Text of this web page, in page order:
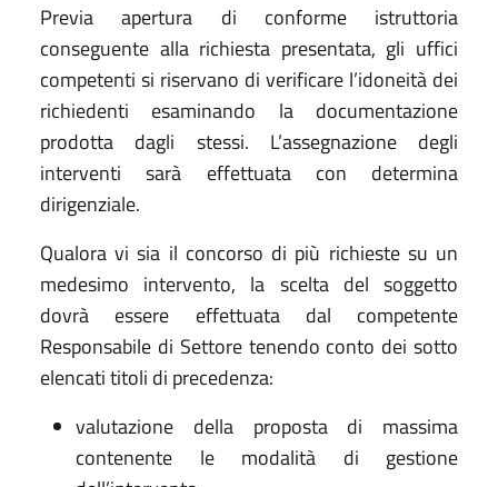
Previa apertura di conforme istruttoria
conseguente alla richiesta presentata, gli uffici
competenti si riservano di verificare l’idoneità dei
richiedenti esaminando la documentazione
prodotta dagli stessi. L’assegnazione degli
interventi sarà effettuata con determina
dirigenziale.
Qualora vi sia il concorso di più richieste su un
medesimo intervento, la scelta del soggetto
dovrà essere effettuata dal competente
Responsabile di Settore tenendo conto dei sotto
elencati titoli di precedenza:
valutazione della proposta di massima
contenente le modalità di gestione